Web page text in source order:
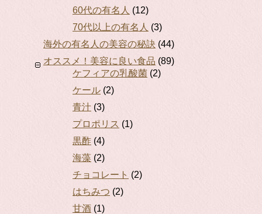
60代の有名人 (12)
70代以上の有名人 (3)
海外の有名人の美容の秘訣 (44)
オススメ！美容に良い食品 (89)
ケフィアの乳酸菌 (2)
ケール (2)
青汁 (3)
プロポリス (1)
黒酢 (4)
海藻 (2)
チョコレート (2)
はちみつ (2)
甘酒 (1)